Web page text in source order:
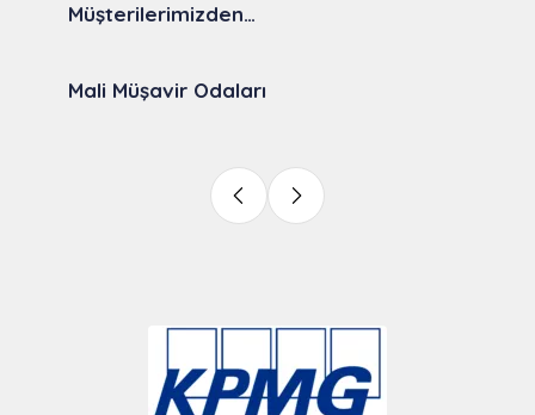
Müşterilerimizden…
Mali Müşavir Odaları